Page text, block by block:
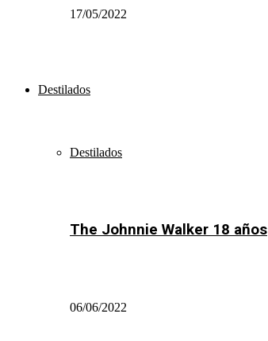
17/05/2022
Destilados
Destilados
The Johnnie Walker 18 años
06/06/2022